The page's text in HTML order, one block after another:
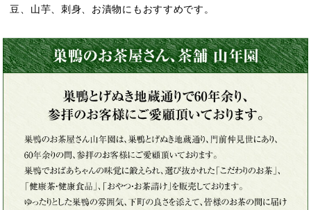
豆、山芋、刺身、お漬物にもおすすめです。